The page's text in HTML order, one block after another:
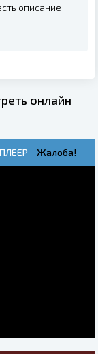
описание
онлайн
ПЛЕЕР Жалоба!